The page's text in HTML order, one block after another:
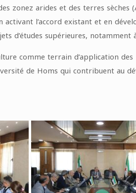
zonez arides et des terres
l’accord existant et en
d’études supérieures, notamment
comme terrain d’application
de Homs qui contribuent au